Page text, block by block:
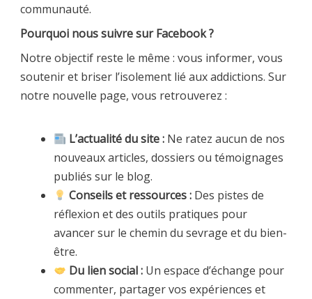
communauté.
Pourquoi nous suivre sur Facebook ?
Notre objectif reste le même : vous informer, vous
soutenir et briser l’isolement lié aux addictions. Sur
notre nouvelle page, vous retrouverez :
L’actualité du site :Ne ratez aucun de nos
nouveaux articles, dossiers ou témoignages
publiés sur le blog.
Conseils et ressources :Des pistes de
réflexion et des outils pratiques pour
avancer sur le chemin du sevrage et du bien-
être.
Du lien social :Un espace d’échange pour
commenter, partager vos expériences et